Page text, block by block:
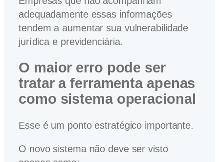
adequadamente essas informações
tendem a aumentar sua vulnerabilidade
jurídica e previdenciária.
O maior erro pode ser
tratar a ferramenta apenas
como sistema operacional
Esse é um ponto estratégico importante.
O novo sistema não deve ser visto